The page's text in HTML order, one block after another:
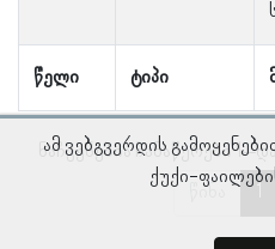
წელი ტიპი
ნაჩვენებია ჩანაწერები
წინა
ამ ვებგვერდის
ქუქი-